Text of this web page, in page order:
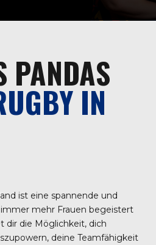
PANDAS
IN
ist eine spannende und
mehr Frauen begeistert
dir die Möglichkeit, dich
deine Teamfähigkeit